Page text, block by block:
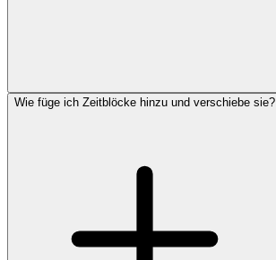
Wie füge ich Zeitblöcke hinzu und verschiebe sie?